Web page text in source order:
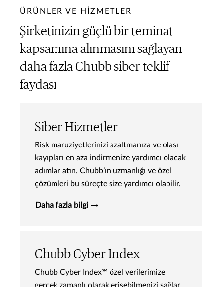
ÜRÜNLER VE HİZMETLER
Şirketinizin güçlü bir teminat
kapsamına alınmasını sağlayan
daha fazla Chubb siber teklif
faydası
Siber Hizmetler
Risk maruziyetlerinizi azaltmanıza ve olası
kayıpları en aza indirmenize yardımcı olacak
adımlar atın. Chubb’ın uzmanlığı ve özel
çözümleri bu süreçte size yardımcı olabilir.
Daha fazla bilgi
Chubb Cyber Index
Chubb Cyber Index℠ özel verilerimize
gerçek zamanlı olarak erişebilmenizi sağlar